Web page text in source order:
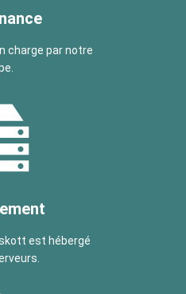
charge par notre
est hébergé